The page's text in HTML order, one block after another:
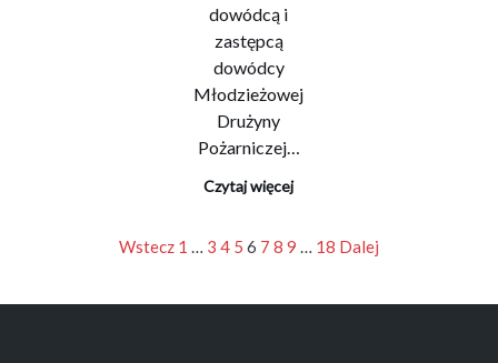
dowódcą i
zastępcą
dowódcy
Młodzieżowej
Drużyny
Pożarniczej…
Czytaj więcej
Wstecz 1 … 3 4 5 6 7 8 9 … 18 Dalej